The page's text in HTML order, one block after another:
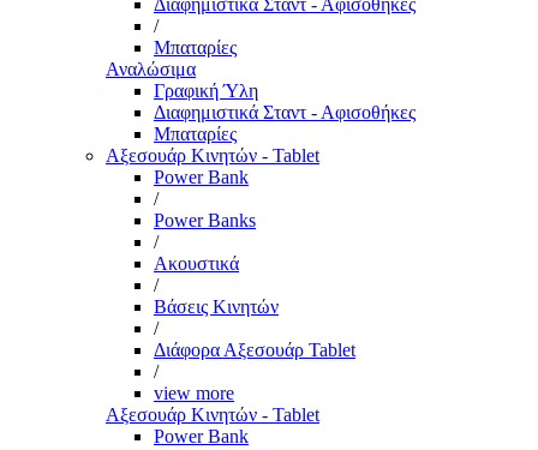
Διαφημιστικά Σταντ - Αφισοθήκες
/
Μπαταρίες
Αναλώσιμα
Γραφική Ύλη
Διαφημιστικά Σταντ - Αφισοθήκες
Μπαταρίες
Αξεσουάρ Κινητών - Tablet
Power Bank
/
Power Banks
/
Ακουστικά
/
Βάσεις Κινητών
/
Διάφορα Αξεσουάρ Tablet
/
view more
Αξεσουάρ Κινητών - Tablet
Power Bank